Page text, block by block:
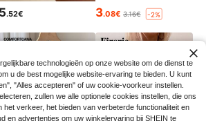
5.52€ 3.08€ 3.16€ -2%
technologieën op onze website om de dienst te
u de best mogelijke website-ervaring te bieden. U kunt
"Alles accepteren" of uw cookie-voorkeur instellen.
zullen we alle optionele cookies instellen, die ons
het verkeer, het bieden van verbeterde functionaliteit en
en advertenties om uw winkelervaring bij SHEIN te